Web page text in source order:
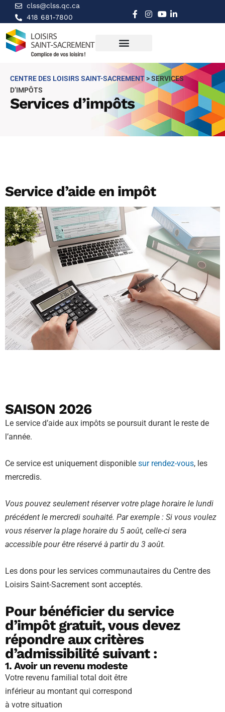
clss@clss.qc.ca
418 681-7800
Services d’impôts
CENTRE DES LOISIRS SAINT-SACREMENT>SERVICES
D’IMPÔTS
Service d’aide en impôt
SAISON 2026
Le service d’aide aux impôts se poursuit durant le reste de
l’année.
Ce service est uniquement disponible sur rendez-vous, les
mercredis.
Vous pouvez seulement réserver votre plage horaire le lundi
précédent le mercredi souhaité. Par exemple : Si vous voulez
vous réserver la plage horaire du 5 août, celle-ci sera
accessible pour être réservé à partir du 3 août.
Les dons pour les services communautaires du Centre des
Loisirs Saint-Sacrement sont acceptés.
Pour bénéficier du service
d’impôt gratuit, vous devez
répondre aux critères
d’admissibilité suivant :
1. Avoir un revenu modeste
Votre revenu familial total doit être
inférieur au montant qui correspond
à votre situation